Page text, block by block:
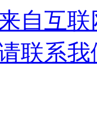
自互
联系